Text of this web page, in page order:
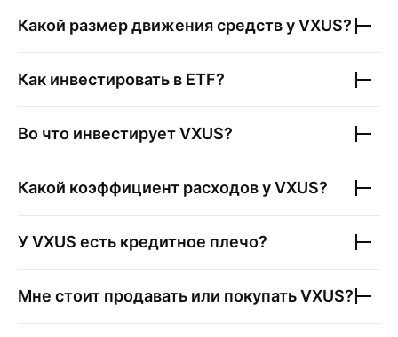
Какой размер движения средств уVXUS?
Как инвестировать в ETF?
Во что инвестируетVXUS?
Какой коэффициент расходов уVXUS?
УVXUS есть кредитное плечо?
Мне стоит продавать или покупатьVXUS?